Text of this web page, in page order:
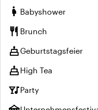
pregnant_woman Babyshower
restaurant Brunch
cakeGeburtstagsfeier
cake High Tea
nightlifeParty